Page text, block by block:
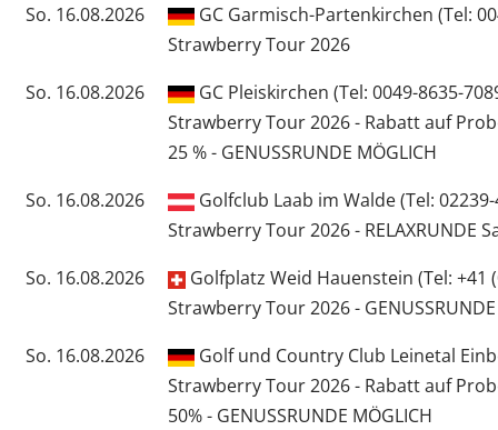
So. 16.08.2026
GC Garmisch-Partenkirchen (Tel:
Strawberry Tour 2026
So. 16.08.2026
GC Pleiskirchen (Tel: 0049-8635-
Strawberry Tour 2026 - Rabatt auf
25 % - GENUSSRUNDE MÖGLICH
So. 16.08.2026
Golfclub Laab im Walde (Tel:
Strawberry Tour 2026 - RELAXRUNDE
So. 16.08.2026
Golfplatz Weid Hauenstein (Tel: +41
Strawberry Tour 2026 -
So. 16.08.2026
Golf und Country Club Leinetal
Strawberry Tour 2026 - Rabatt auf
50% - GENUSSRUNDE MÖGLICH